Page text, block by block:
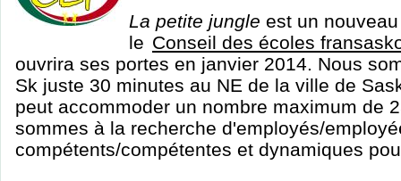
La petite jungle est un
le Conseil des écoles
ouvrira ses portes en janvier 2014. Nous
Sk juste 30 minutes au NE de la ville de
peut accommoder un nombre maximum de
sommes à la recherche d'employés/
compétents/compétentes et dynamiques